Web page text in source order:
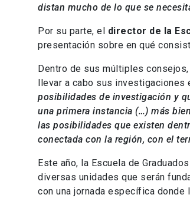
distan mucho de lo que se
Por su parte, el director de la
presentación sobre en qué
Dentro de sus múltiples
llevar a cabo sus
posibilidades de investigación y
una primera instancia (…) más
las posibilidades que existen
conectada con la región, con el
Este año, la Escuela de
diversas unidades que serán
con una jornada específica